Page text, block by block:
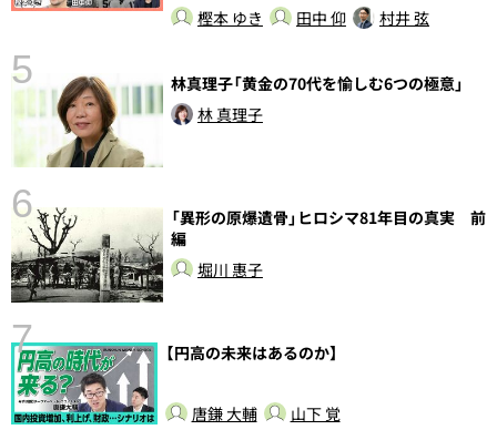
樫本 ゆき 田中 仰 村井 弦
5
林真理子「黄金の70代を愉しむ6つの極意」
林 真理子
6
「異形の原爆遺骨」ヒロシマ81年目の真実 前
編
堀川 惠子
7 【円高の未来はあるのか】
唐鎌 大輔 山下 覚